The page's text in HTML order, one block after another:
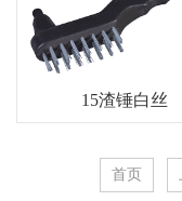
15渣锤白丝
首页